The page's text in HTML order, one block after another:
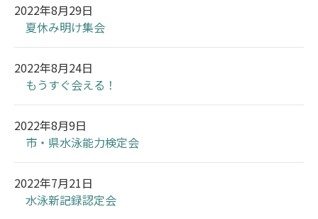
2022年8月29日
夏休み明け集会
2022年8月24日
もうすぐ会える！
2022年8月9日
市・県水泳能力検定会
2022年7月21日
水泳新記録認定会